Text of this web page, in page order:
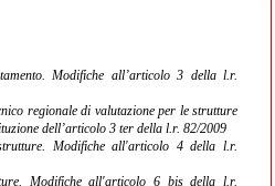
Modifiche all’articolo 3 della l.r.
regionale di valutazione per le strutture
dell’articolo 3 ter della l.r. 82/2009
Modifiche all'articolo 4 della l.r.
Modifiche all'articolo 6 bis della l.r.